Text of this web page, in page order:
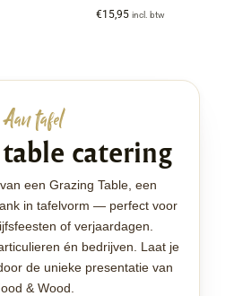
€15,95 incl. btw
Aan tafel
catering
een Grazing Table, een
in tafelvorm — perfect voor
of verjaardagen.
én bedrijven. Laat je
de unieke presentatie van
& Wood.